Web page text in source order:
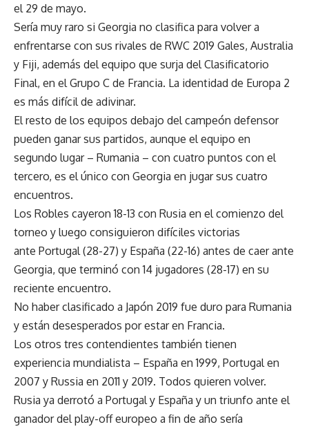
el 29 de mayo.
Sería muy raro si Georgia no clasifica para volver a
enfrentarse con sus rivales de RWC 2019 Gales, Australia
y Fiji, además del equipo que surja del Clasificatorio
Final, en el Grupo C de Francia. La identidad de Europa 2
es más difícil de adivinar.
El resto de los equipos debajo del campeón defensor
pueden ganar sus partidos, aunque el equipo en
segundo lugar – Rumania – con cuatro puntos con el
tercero, es el único con Georgia en jugar sus cuatro
encuentros.
Los Robles cayeron 18-13 con Rusia en el comienzo del
torneo y luego consiguieron difíciles victorias
ante Portugal (28-27) y España (22-16) antes de caer ante
Georgia, que terminó con 14 jugadores (28-17) en su
reciente encuentro.
No haber clasificado a Japón 2019 fue duro para Rumania
y están desesperados por estar en Francia.
Los otros tres contendientes también tienen
experiencia mundialista – España en 1999, Portugal en
2007 y Russia en 2011 y 2019. Todos quieren volver.
Rusia ya derrotó a Portugal y España y un triunfo ante el
ganador del play-off europeo a fin de año sería